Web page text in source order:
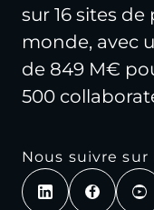
sur 16 sites
monde, avec
de 849 M€
500
Nous suivre sur